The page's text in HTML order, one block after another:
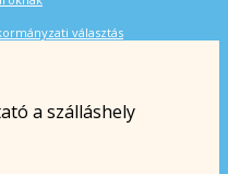
választás
a szálláshely